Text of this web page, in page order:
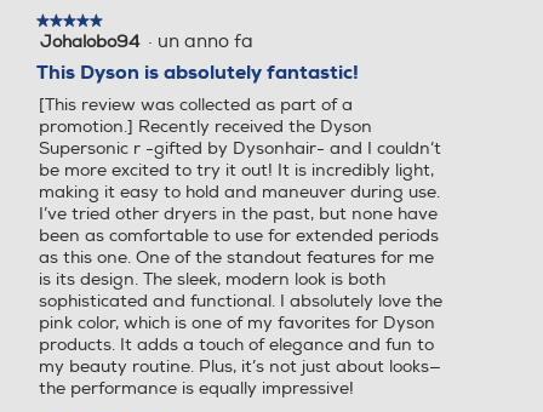
46% di riduzione
dell'effetto
crespo.³ Senza
danni da calore.
★★★★★
★★★★★
5
stelle.
Johalobo94 · un anno fa
This Dyson is absolutely fantastic!
[This review was collected as part of a
promotion.] Recently received the Dyson
Supersonic r -gifted by Dysonhair- and I couldn’t
be more excited to try it out! It is incredibly light,
making it easy to hold and maneuver during use.
I’ve tried other dryers in the past, but none have
been as comfortable to use for extended periods
as this one. One of the standout features for me
is its design. The sleek, modern look is both
sophisticated and functional. I absolutely love the
pink color, which is one of my favorites for Dyson
products. It adds a touch of elegance and fun to
my beauty routine. Plus, it’s not just about looks—
the performance is equally impressive!